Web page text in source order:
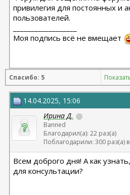
привилегия для постоянных и
пользователей.
Моя подпись всё не вмещает
Спасибо: 5
14.04.2025, 15:06
Ирина Д.
Banned
Благодарил(а): 22 раз(а)
Поблагодарили: 300 раз(а)
Всем доброго дня! А как
для консультации?